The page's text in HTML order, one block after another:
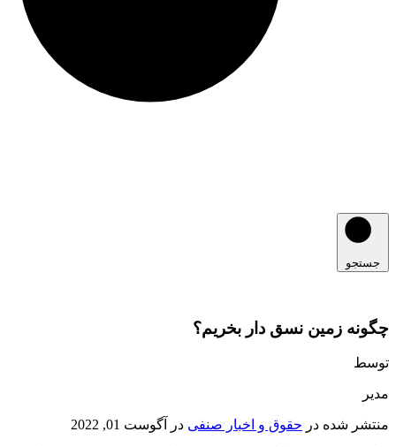
جستجو
چگونه زمین نسق دار بخریم؟
توسط
مدیر
منتشر شده در حقوق و اخبار صنفی در آگوست 01, 2022